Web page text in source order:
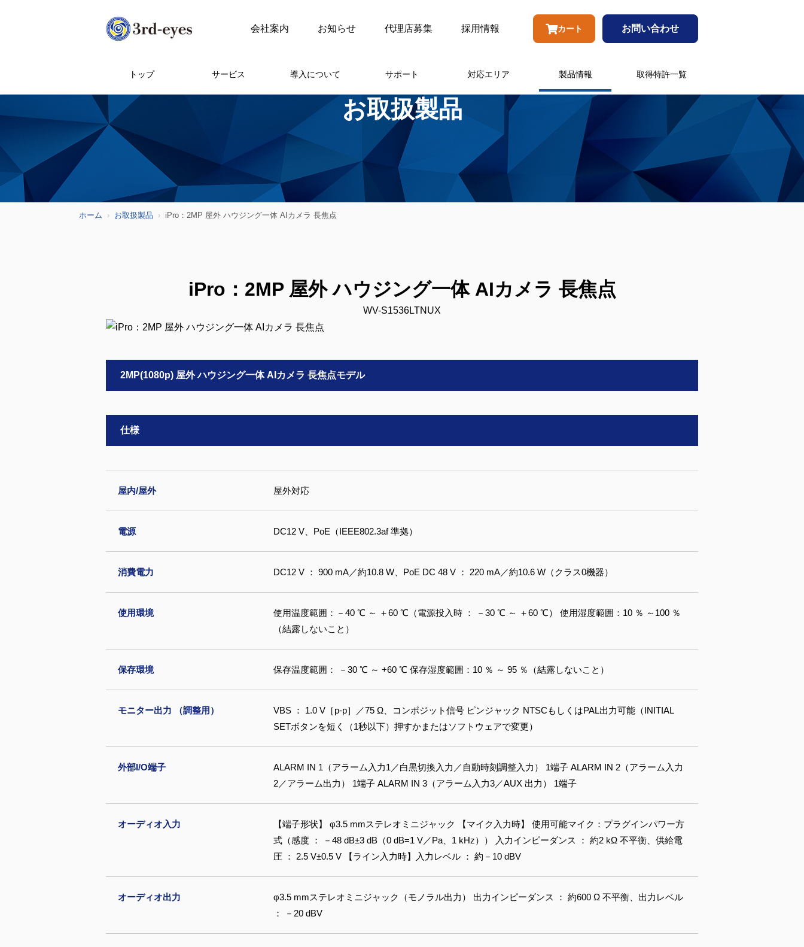
会社案内 お知らせ 代理店募集 採用情報 カート お問い合わせ
トップ サービス 導入について サポート 対応エリア 製品情報 取得特許一覧
お取扱製品
ホーム お取扱製品 iPro：2MP 屋外 ハウジング一体 AIカメラ 長焦点
iPro：2MP 屋外 ハウジング一体 AIカメラ 長焦点
WV-S1536LTNUX
2MP(1080p) 屋外 ハウジング一体 AIカメラ 長焦点モデル
仕様
屋内/屋外 屋外対応
電源 DC12 V、PoE（IEEE802.3af 準拠）
消費電力 DC12 V ： 900 mA／約10.8 W、PoE DC 48 V ： 220 mA／約10.6 W（クラス0機器）
使用環境
使用温度範囲：－40 ℃ ～ ＋60 ℃（電源投入時 ： －30 ℃ ～ ＋60 ℃） 使用湿度範囲：10 ％ ～100 ％
（結露しないこと）
保存環境 保存温度範囲： －30 ℃ ～ +60 ℃ 保存湿度範囲：10 ％ ～ 95 ％（結露しないこと）
モニター出力 （調整用）
VBS ： 1.0 V［p-p］／75 Ω、コンポジット信号 ピンジャック NTSCもしくはPAL出力可能（INITIAL
SETボタンを短く（1秒以下）押すかまたはソフトウェアで変更）
外部I/O端子
ALARM IN 1（アラーム入力1／白黒切換入力／自動時刻調整入力） 1端子 ALARM IN 2（アラーム入力
2／アラーム出力） 1端子 ALARM IN 3（アラーム入力3／AUX 出力） 1端子
オーディオ入力
【端子形状】 φ3.5 mmステレオミニジャック 【マイク入力時】 使用可能マイク：プラグインパワー方
式（感度 ： －48 dB±3 dB（0 dB=1 V／Pa、1 kHz）） 入力インピーダンス ： 約2 kΩ 不平衡、供給電
圧 ： 2.5 V±0.5 V 【ライン入力時】入力レベル ： 約－10 dBV
オーディオ出力
φ3.5 mmステレオミニジャック（モノラル出力） 出力インピーダンス ： 約600 Ω 不平衡、出力レベル
： －20 dBV